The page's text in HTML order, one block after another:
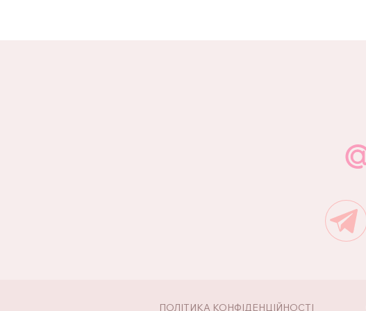
ПОЛІТИКА КОНФІДЕНЦІЙНОСТІ